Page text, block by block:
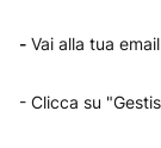
- Vai alla tua
- Clicca su